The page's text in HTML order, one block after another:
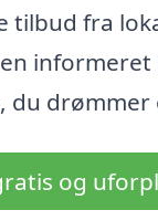
tilbud fra
informeret
du drømmer
og